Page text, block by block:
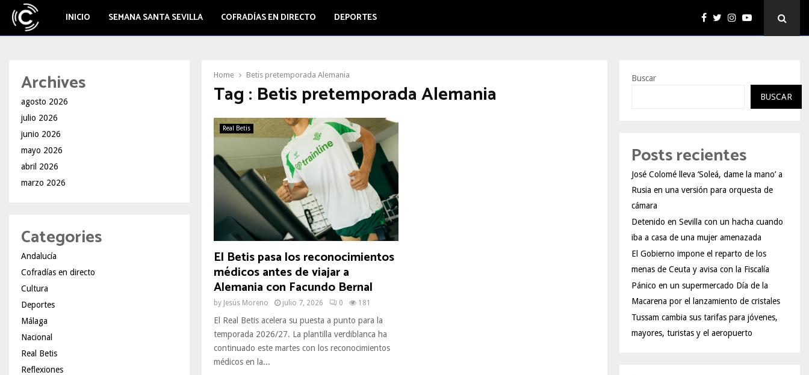
INICIO SEMANA SANTA SEVILLA COFRADÍAS EN DIRECTO DEPORTES
Home Betis pretemporada Alemania
Tag : Betis pretemporada Alemania
Real Betis
El Betis pasa los reconocimientos
médicos antes de viajar a
Alemania con Facundo Bernal
by Jesús Moreno julio 7, 2026 0 181
El Real Betis acelera su puesta a punto para la
temporada 2026/27. La plantilla verdiblanca ha
continuado este martes con los reconocimientos
médicos en la...
Archives
agosto 2026
julio 2026
junio 2026
mayo 2026
abril 2026
marzo 2026
Categories
Andalucía
Cofradías en directo
Cultura
Deportes
Málaga
Nacional
Real Betis
Reflexiones
Buscar
BUSCAR
Posts recientes
José Colomé lleva ‘Soleá, dame la mano’ a
Rusia en una versión para orquesta de
cámara
Detenido en Sevilla con un hacha cuando
iba a casa de una mujer amenazada
El Gobierno impone el reparto de los
menas de Ceuta y avisa con la Fiscalía
Pánico en un supermercado Día de la
Macarena por el lanzamiento de cristales
Tussam cambia sus tarifas para jóvenes,
mayores, turistas y el aeropuerto